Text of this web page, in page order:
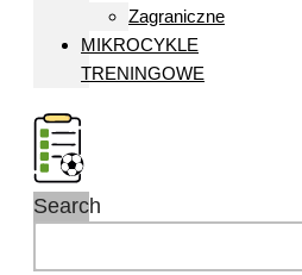
Zagraniczne
MIKROCYKLE
TRENINGOWE
Search